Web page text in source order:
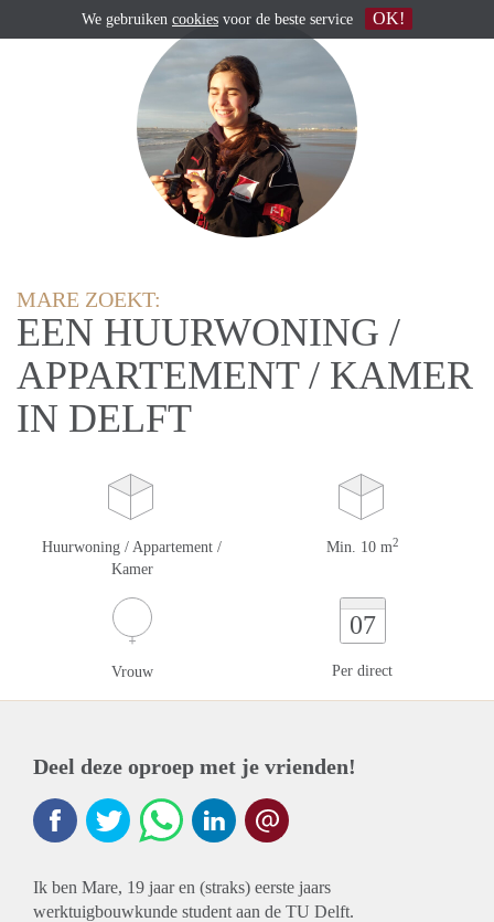
MARE ZOEKT:
EEN HUURWONING /
APPARTEMENT / KAMER
IN DELFT
Huurwoning / Appartement /
Kamer
Min. 10 m2
Vrouw
07
Per direct
Deel deze oproep met je vrienden!
Ik ben Mare, 19 jaar en (straks) eerste jaars
werktuigbouwkunde student aan de TU Delft.
We gebruiken cookies voor de beste service OK!